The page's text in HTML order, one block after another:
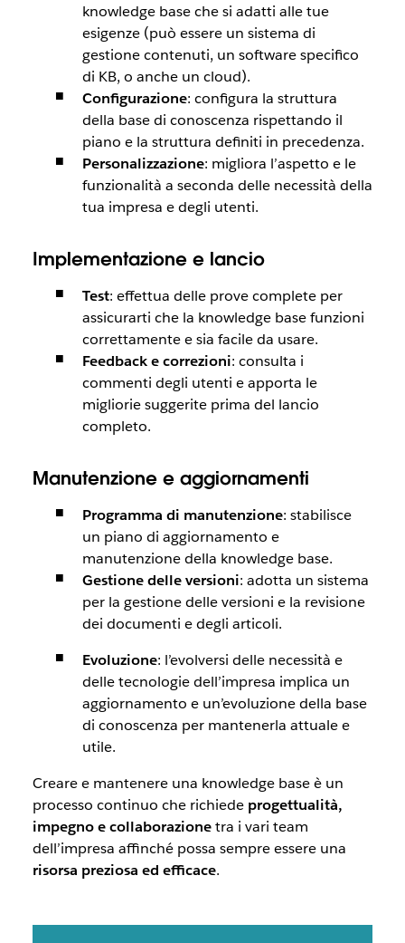
knowledge base che si adatti alle tue
esigenze (può essere un sistema di
gestione contenuti, un software specifico
di KB, o anche un cloud).
Configurazione: configura la struttura
della base di conoscenza rispettando il
piano e la struttura definiti in precedenza.
Personalizzazione: migliora l’aspetto e le
funzionalità a seconda delle necessità della
tua impresa e degli utenti.
Implementazione e lancio
Test: effettua delle prove complete per
assicurarti che la knowledge base funzioni
correttamente e sia facile da usare.
Feedback e correzioni: consulta i
commenti degli utenti e apporta le
migliorie suggerite prima del lancio
completo.
Manutenzione e aggiornamenti
Programma di manutenzione: stabilisce
un piano di aggiornamento e
manutenzione della knowledge base.
Gestione delle versioni: adotta un sistema
per la gestione delle versioni e la revisione
dei documenti e degli articoli.
Evoluzione: l’evolversi delle necessità e
delle tecnologie dell’impresa implica un
aggiornamento e un’evoluzione della base
di conoscenza per mantenerla attuale e
utile.
Creare e mantenere una knowledge base è un
processo continuo che richiede progettualità,
impegno e collaborazionetra i vari team
dell’impresa affinché possa sempre essere una
risorsa preziosa ed efficace.